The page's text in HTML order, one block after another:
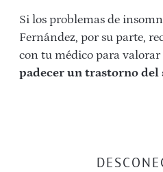
Si los problemas de
Fernández, por su parte,
con tu médico para valorar
padecer un trastorno del